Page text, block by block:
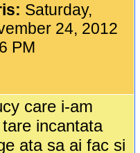
Saturday,
24, 2012
PM
care i-am
incantata
ata sa ai fac si